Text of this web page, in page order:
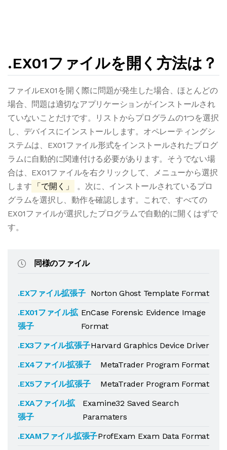
.EX01ファイルを開く方法は？
ファイルEX01を開く際に問題が発生した場合、ほとんどの
場合、問題は適切なアプリケーションがインストールされ
ていないことだけです。リストからプログラムの1つを選択
し、デバイスにインストールします。オペレーティングシ
ステムは、EX01ファイル形式をインストールされたプログ
ラムに自動的に関連付ける必要があります。そうでない場
合は、EX01ファイルを右クリックして、メニューから選択
します
「で開く」
。次に、インストールされているプロ
グラムを選択し、動作を確認します。これで、すべての
EX01ファイルが選択したプログラムで自動的に開くはずで
す。
同様のファイル
.EXファイル拡張子 Norton Ghost Template Format
.EX01ファイル拡
張子
EnCase Forensic Evidence Image
Format
.EX3ファイル拡張子Harvard Graphics Device Driver
.EX4ファイル拡張子
MetaTrader Program Format
.EX5ファイル拡張子
MetaTrader Program Format
.EXAファイル拡
張子
Examine32 Saved Search
Paramaters
.EXAMファイル拡張子ProfExam Exam Data Format